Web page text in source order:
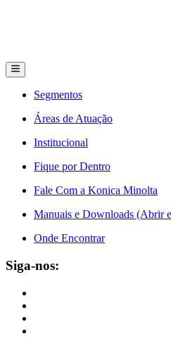
Segmentos
Áreas de Atuação
Institucional
Fique por Dentro
Fale Com a Konica Minolta
Manuais e Downloads (Abrir
Onde Encontrar
Siga-nos: